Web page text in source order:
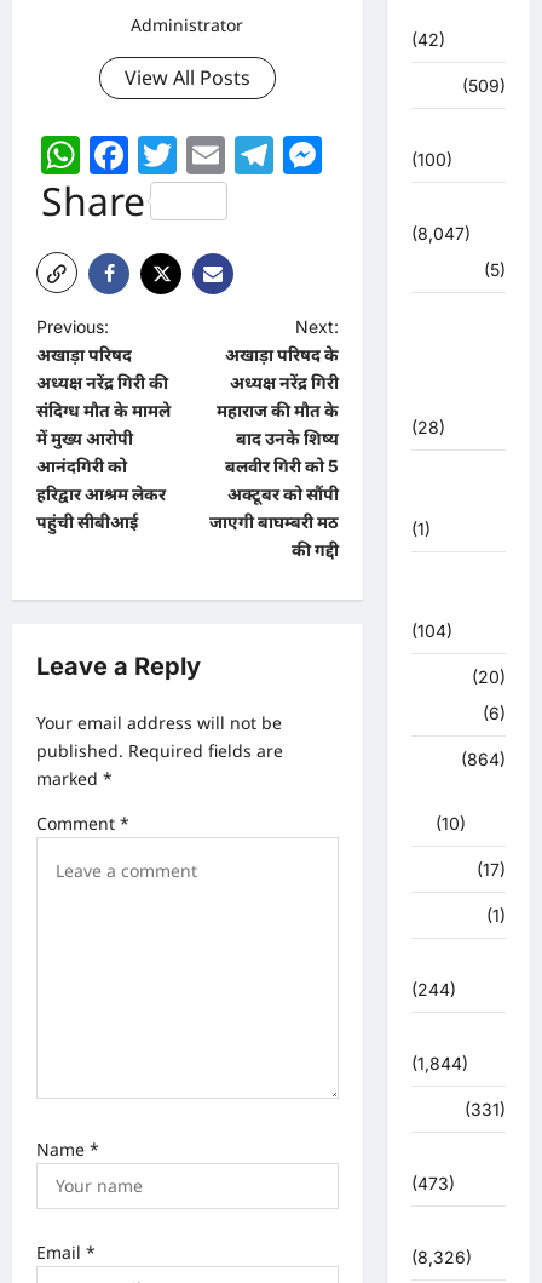
Administrator
View All Posts
WhatsApp
Facebook
Twitter
EmailTelegram
Messenger
Share
P
o
s
t
n
a
i
a
i
o
n
Previous:
अखाड़ा परिषद
अध्यक्ष नरेंद्र गिरी की
संदिग्ध मौत के मामले
में मुख्य आरोपी
आनंदगिरी को
हरिद्वार आश्रम लेकर
पहुंची सीबीआई
Next:
अखाड़ा परिषद के
अध्यक्ष नरेंद्र गिरी
महाराज की मौत के
बाद उनके शिष्य
बलवीर गिरी को 5
अक्टूबर को सौंपी
जाएगी बाघम्बरी मठ
की गद्दी
Leave a Reply
Your email address will not be
published. Required fields are
marked *
Comment *
Name *
Email *
(42)
(509)
(100)
(8,047)
(5)
(28)
(1)
(104)
(20)
(6)
(864)
(10)
(17)
(1)
(244)
(1,844)
(331)
(473)
(8,326)